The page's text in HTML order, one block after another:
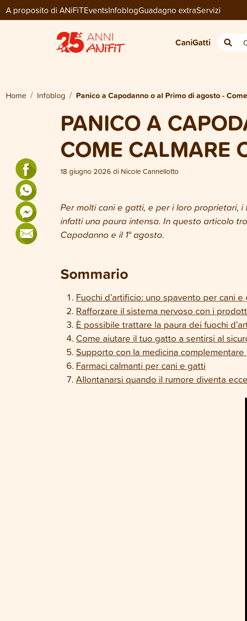
A proposito di ANiFiTEventsInfoblogGuadagno extraServizi
CaniGatti
Home Infoblog Panico a Capodanno o al Primo di agosto -
PANICO A
COME CALMARE
18 giugno 2026 di Nicole Cannellotto
Per molti cani e gatti, e per i loro proprietari,
infatti una paura intensa. In questo articolo
Capodanno e il 1° agosto.
Sommario
Fuochi d’artificio: uno spavento per cani e
Rafforzare il sistema nervoso con i
È possibile trattare la paura dei fuochi
Come aiutare il tuo gatto a sentirsi al
Supporto con la medicina
Farmaci calmanti per cani e gatti
Allontanarsi quando il rumore diventa